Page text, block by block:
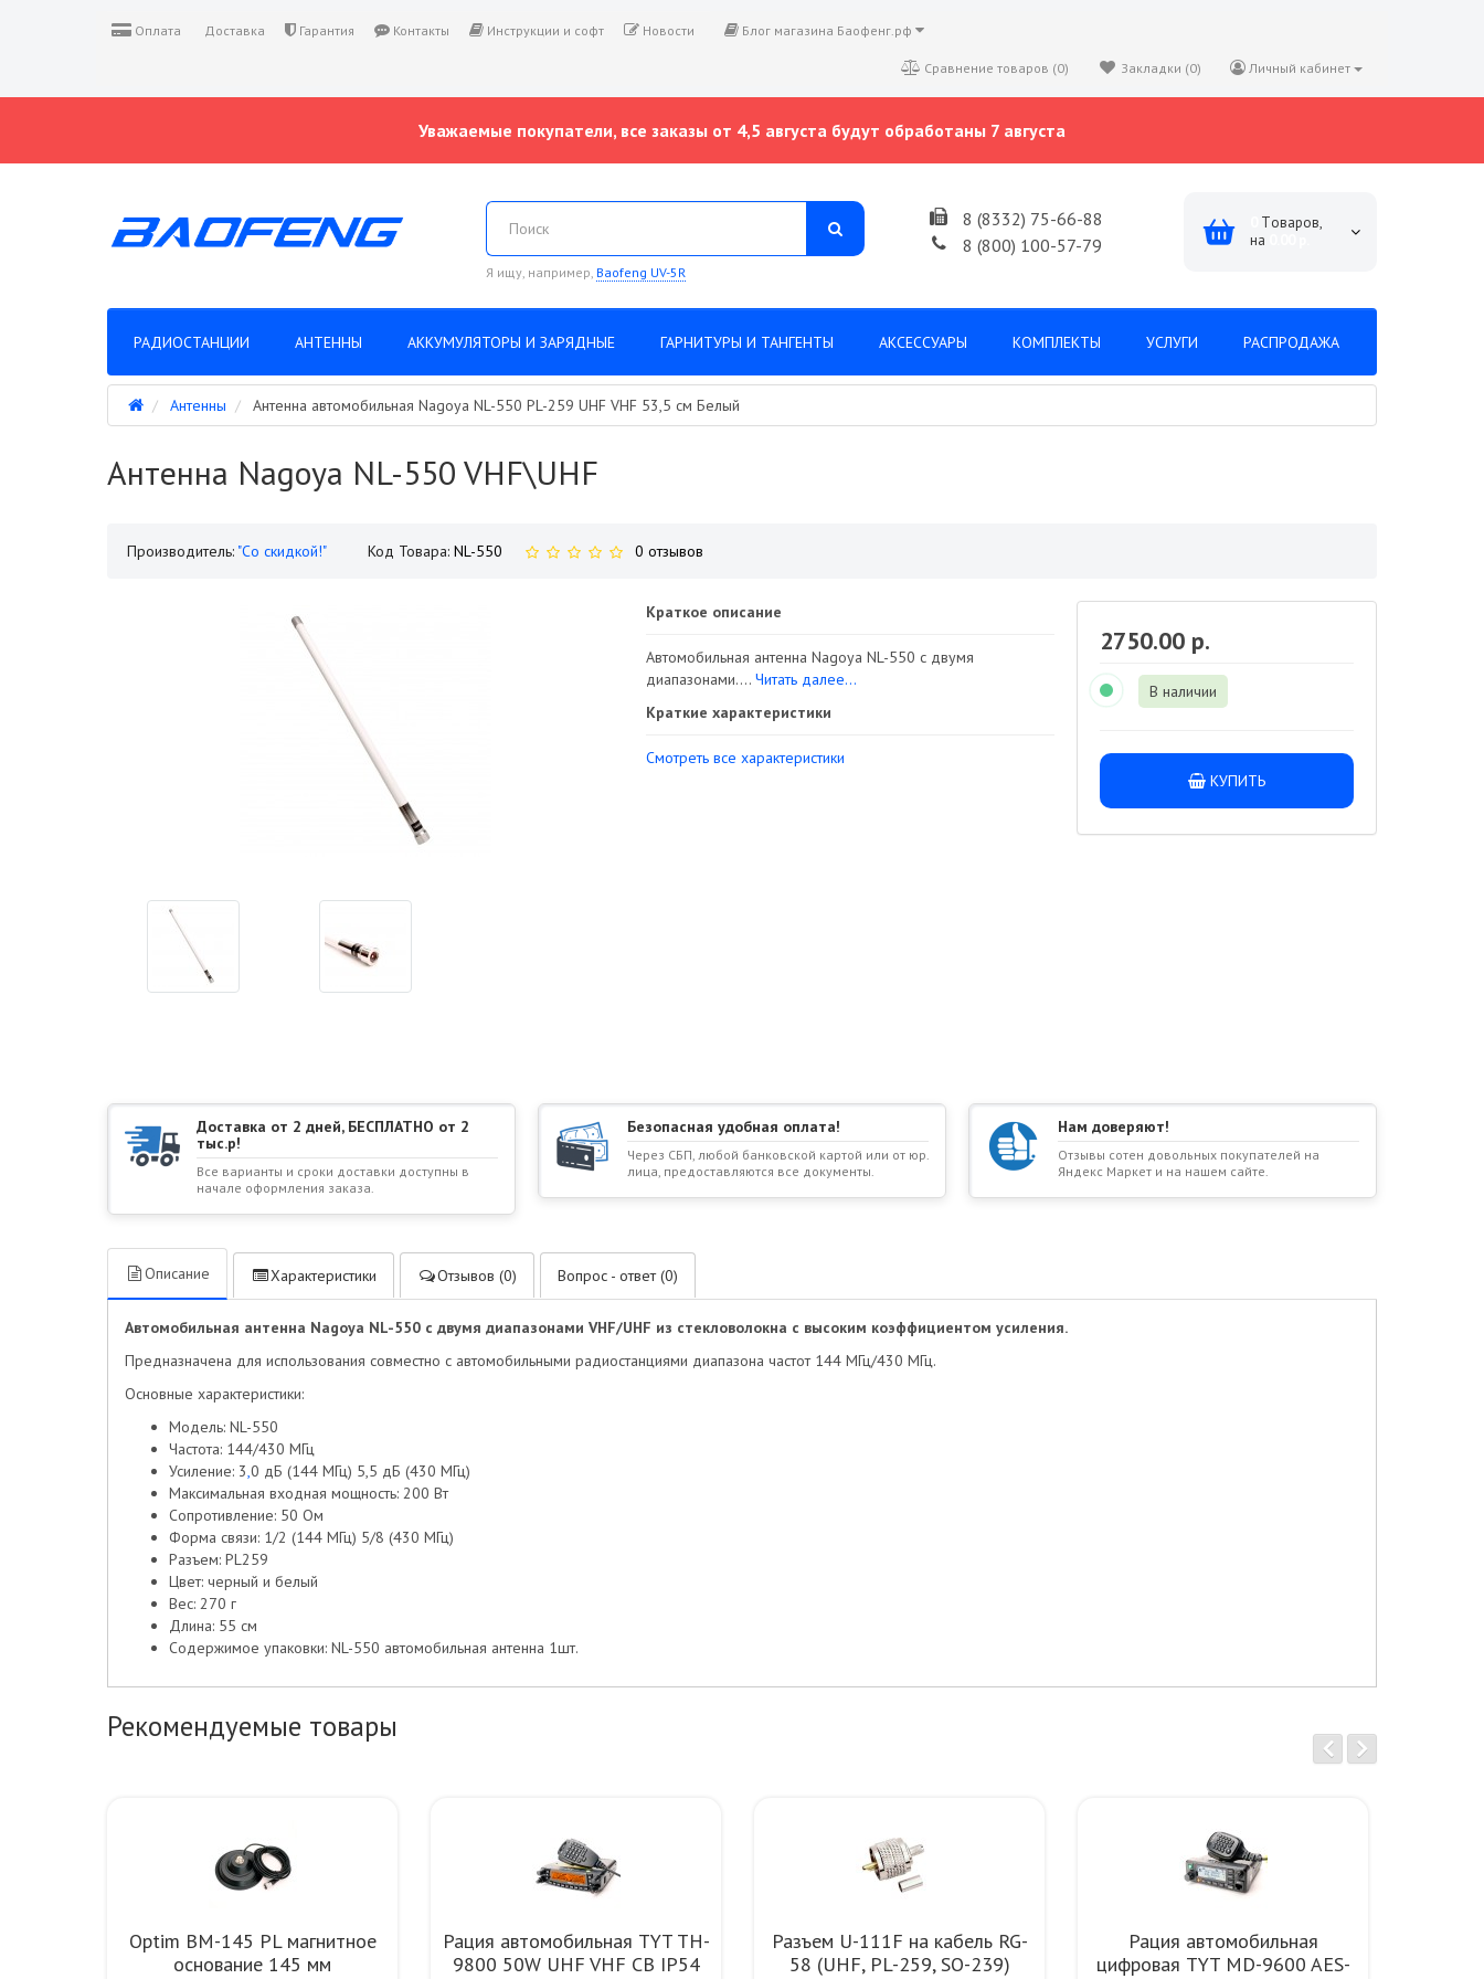
Оплата Доставка Гарантия Контакты Инструкции и софт Новости Блог магазина Баофенг.рф
Личный кабинет
Закладки (0)
Сравнение товаров (0)
Уважаемые покупатели, все заказы от 4,5 августа будут обработаны 7 августа
8 (8332) 75-66-88
8 (800) 100-57-79
Tоваров,
на
Я ищу, например, Baofeng UV-5R
РАДИОСТАНЦИИ АНТЕННЫ АККУМУЛЯТОРЫ И ЗАРЯДНЫЕ ГАРНИТУРЫ И ТАНГЕНТЫ АКСЕССУАРЫ КОМПЛЕКТЫ УСЛУГИ РАСПРОДАЖА
Антенны Антенна автомобильная Nagoya NL-550 PL-259 UHF VHF 53,5 см Белый
Антенна Nagoya NL-550 VHF\UHF
Производитель: "Со скидкой!" Код Товара: NL-550 0 отзывов
Краткое описание
Автомобильная антенна Nagoya NL-550 с двумя
диапазонами.... Читать далее...
Краткие характеристики
Смотреть все характеристики
2750.00 р.
В наличии
КУПИТЬ
Доставка от 2 дней, БЕСПЛАТНО от 2
тыс.р!
Все варианты и сроки доставки доступны в
начале оформления заказа.
Безопасная удобная оплата!
Через СБП, любой банковской картой или от юр.
лица, предоставляются все документы.
Нам доверяют!
Отзывы сотен довольных покупателей на
Яндекс Маркет и на нашем сайте.
Описание Характеристики Отзывов (0) Вопрос - ответ (0)
Автомобильная антенна Nagoya NL-550 с двумя диапазонами VHF/UHF из стекловолокна с высоким коэффициентом усиления.
Предназначена для использования совместно с автомобильными радиостанциями диапазона частот 144 МГц/430 МГц.
Основные характеристики:
Модель: NL-550
Частота: 144/430 МГц
Усиление: 3,0 дБ (144 МГц) 5,5 дБ (430 МГц)
Максимальная входная мощность: 200 Вт
Сопротивление: 50 Ом
Форма связи: 1/2 (144 МГц) 5/8 (430 МГц)
Разъем: PL259
Цвет: черный и белый
Вес: 270 г
Длина: 55 см
Содержимое упаковки: NL-550 автомобильная антенна 1шт.
Рекомендуемые товары
Optim BM-145 PL магнитное
основание 145 мм
Рация автомобильная TYT TH-
9800 50W UHF VHF CB IP54
Разъем U-111F на кабель RG-
58 (UHF, PL-259, SO-239)
Рация автомобильная
цифровая TYT MD-9600 AES-